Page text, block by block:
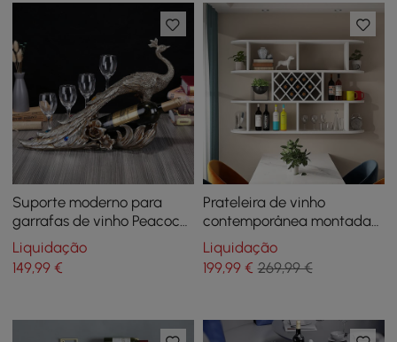
Suporte moderno para
garrafas de vinho Peacock
Wine, suporte para
garrafas de vinho de mesa
em prata antiga
Liquidação
149,99 €
Prateleira de vinho
contemporânea montada
na parede em branco
Liquidação
199,99€ 269,99 €